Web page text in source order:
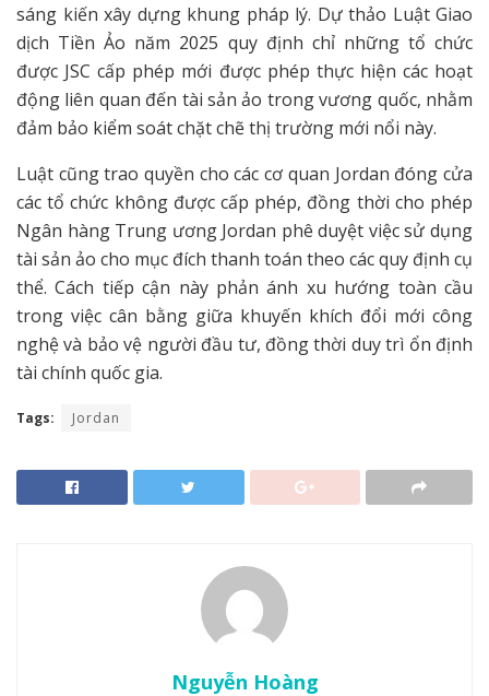
sáng kiến xây dựng khung pháp lý. Dự thảo Luật Giao
dịch Tiền Ảo năm 2025 quy định chỉ những tổ chức
được JSC cấp phép mới được phép thực hiện các hoạt
động liên quan đến tài sản ảo trong vương quốc, nhằm
đảm bảo kiểm soát chặt chẽ thị trường mới nổi này.
Luật cũng trao quyền cho các cơ quan Jordan đóng cửa
các tổ chức không được cấp phép, đồng thời cho phép
Ngân hàng Trung ương Jordan phê duyệt việc sử dụng
tài sản ảo cho mục đích thanh toán theo các quy định cụ
thể. Cách tiếp cận này phản ánh xu hướng toàn cầu
trong việc cân bằng giữa khuyến khích đổi mới công
nghệ và bảo vệ người đầu tư, đồng thời duy trì ổn định
tài chính quốc gia.
Tags: Jordan
Nguyễn Hoàng